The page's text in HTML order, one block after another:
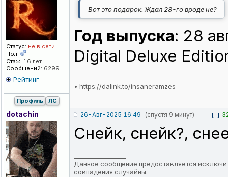
Статус: не в сети
Пол:
Стаж: 16 лет
Сообщений: 6299
Рейтинг
Вот это подарок. Ждал 28-го вроде не?
Год выпуска: 28
Digital Deluxe
• https://dalink.to/insaneramzes
Профиль ЛС
dotachin 26-Авг-2025 16:49 (спустя 9 минут) [-]
Снейк, снейк?,
Данное сообщение предоставляется
совпадения случайны.